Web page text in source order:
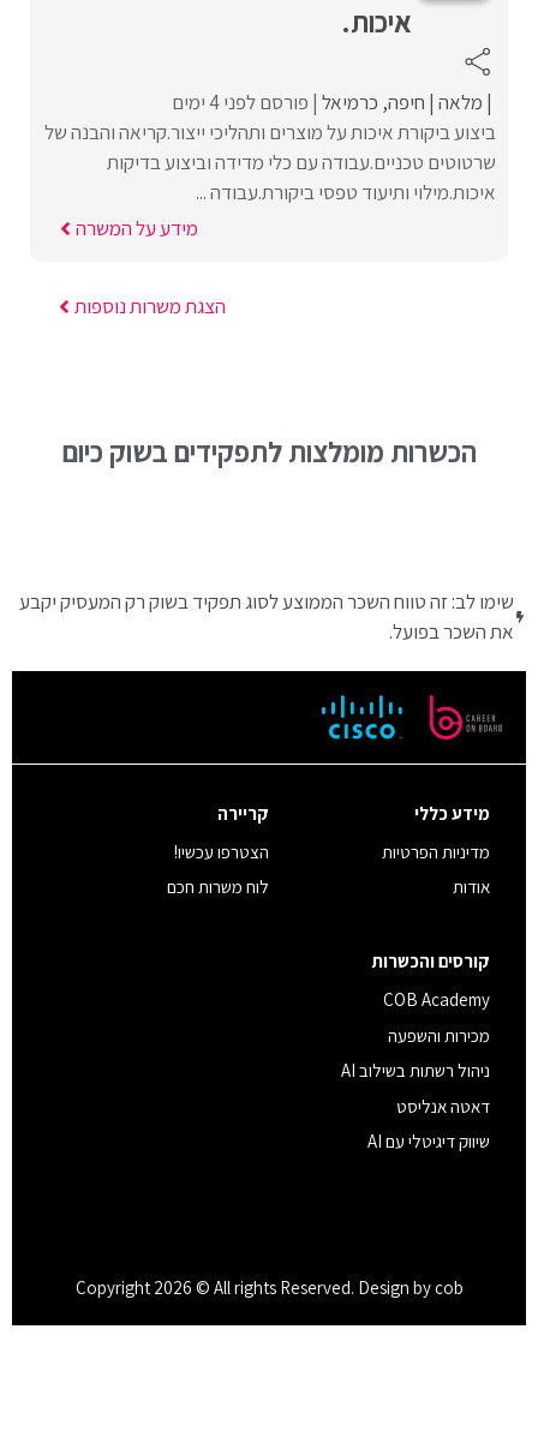
איכות.
מלאה חיפה כרמיאל פורסם לפני 4 ימים
ביצוע ביקורת איכות על מוצרים ותהליכי ייצור.קריאה והבנה של
שרטוטים טכניים.עבודה עם כלי מדידה וביצוע בדיקות
איכות.מילוי ותיעוד טפסי ביקורת.עבודה ...
מידע על המשרה
הצגת משרות נוספות
הכשרות מומלצות לתפקידים בשוק כיום
שימו לב: זה טווח השכר הממוצע לסוג תפקיד בשוק רק המעסיק יקבע
את השכר בפועל.
מידע כללי
מדיניות הפרטיות
אודות
קריירה
הצטרפו עכשיו!
לוח משרות חכם
קורסים והכשרות
COB Academy
מכירות והשפעה
ניהול רשתות בשילוב AI
דאטה אנליסט
שיווק דיגיטלי עם AI
Copyright 2026 © All rights Reserved. Design by cob